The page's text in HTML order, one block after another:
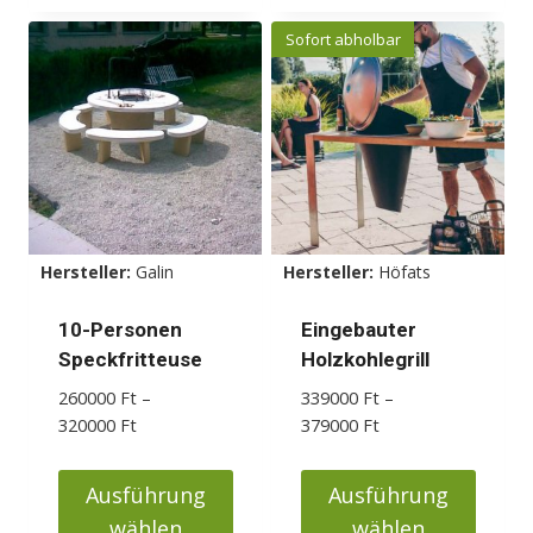
Hersteller: Galin
10-Personen
Speckfritteuse
260000 Ft –
320000 FtPreisspanne:
bis
320000 Ft
Ausführung
Sofort abholbar
Hersteller: Höfats
Eingebauter
Holzkohlegrill
339000 Ft –
379000 FtPreisspanne:
bis
379000 Ft
Ausführung